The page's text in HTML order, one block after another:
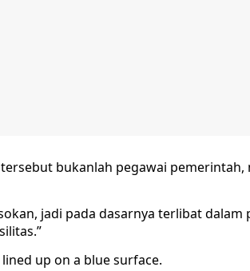
bukanlah pegawai pemerintah,
jadi pada dasarnya terlibat